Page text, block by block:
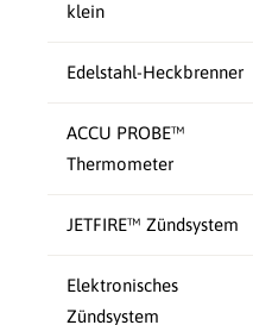
klein
Edelstahl-Heckbrenner
ACCU PROBE™
Thermometer
JETFIRE™ Zündsystem
Elektronisches
Zündsystem